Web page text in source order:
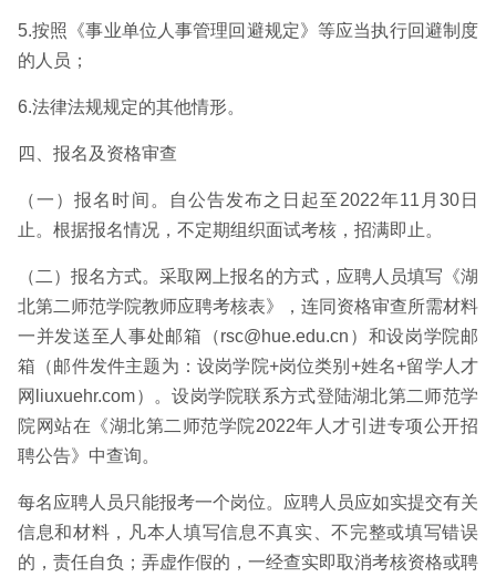
5.按照《事业单位人事管理回避规定》等应当执行回避制度
的人员；
6.法律法规规定的其他情形。
四、报名及资格审查
（一）报名时间。自公告发布之日起至2022年11月30日
止。根据报名情况，不定期组织面试考核，招满即止。
（二）报名方式。采取网上报名的方式，应聘人员填写《湖
北第二师范学院教师应聘考核表》，连同资格审查所需材料
一并发送至人事处邮箱（rsc@hue.edu.cn）和设岗学院邮
箱（邮件发件主题为：设岗学院+岗位类别+姓名+留学人才
网liuxuehr.com）。设岗学院联系方式登陆湖北第二师范学
院网站在《湖北第二师范学院2022年人才引进专项公开招
聘公告》中查询。
每名应聘人员只能报考一个岗位。应聘人员应如实提交有关
信息和材料，凡本人填写信息不真实、不完整或填写错误
的，责任自负；弄虚作假的，一经查实即取消考核资格或聘